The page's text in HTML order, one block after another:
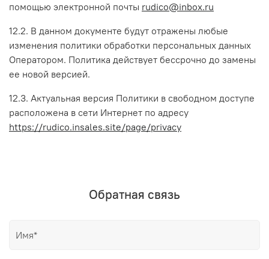
помощью электронной почты rudico@inbox.ru
12.2. В данном документе будут отражены любые
изменения политики обработки персональных данных
Оператором. Политика действует бессрочно до замены
ее новой версией.
12.3. Актуальная версия Политики в свободном доступе
расположена в сети Интернет по адресу
https://rudico.insales.site/page/privacy
Обратная связь